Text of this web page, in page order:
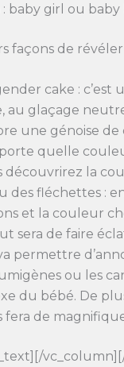
baby girl ou baby
façons de
cake :
au glaçage
une génoise
quelle
découvrirez la
des fléchettes :
et la couleur
sera de faire
permettre
ou les
du bébé. De
fera de